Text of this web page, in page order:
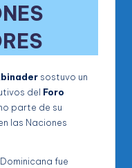
sostuvo un
del Foro
parte de su
las Naciones
fue